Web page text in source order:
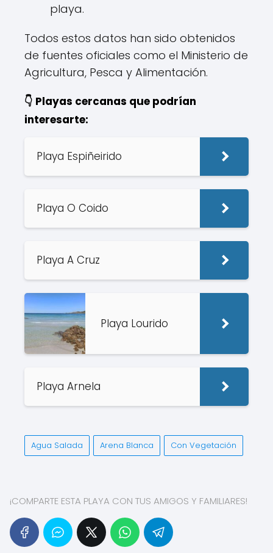
playa.
Todos estos datos han sido obtenidos
de fuentes oficiales como el Ministerio de
Agricultura, Pesca y Alimentación.
👇 Playas cercanas que podrían
interesarte:
Playa Espiñeirido
Playa O Coido
Playa A Cruz
Playa Lourido
Playa Arnela
Agua Salada Arena Blanca Con Vegetación
¡COMPARTE ESTA PLAYA CON TUS AMIGOS Y FAMILIARES!